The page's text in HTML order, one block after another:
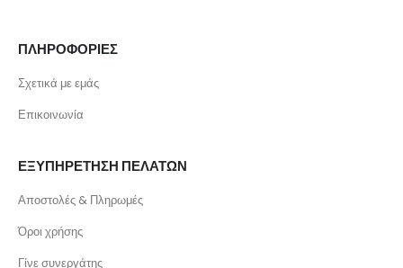
ΠΛΗΡΟΦΟΡΙΕΣ
Σχετικά με εμάς
Επικοινωνία
ΕΞΥΠΗΡΕΤΗΣΗ ΠΕΛΑΤΩΝ
Αποστολές & Πληρωμές
Όροι χρήσης
Γίνε συνεργάτης